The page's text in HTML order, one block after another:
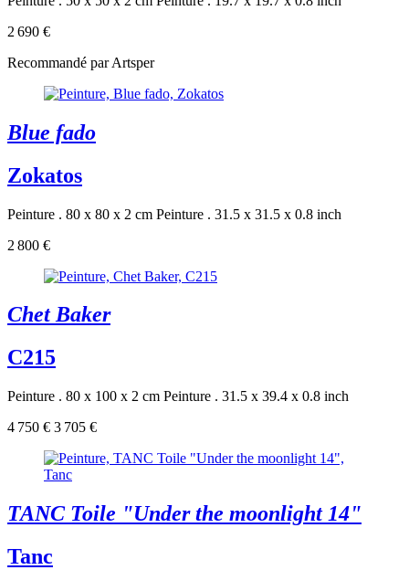
2 690 €
Recommandé par Artsper
Blue fado
Zokatos
Peinture . 80 x 80 x 2 cm Peinture . 31.5 x 31.5 x 0.8 inch
2 800 €
Chet Baker
C215
Peinture . 80 x 100 x 2 cm Peinture . 31.5 x 39.4 x 0.8 inch
4 750 € 3 705 €
TANC Toile "Under the moonlight 14"
Tanc